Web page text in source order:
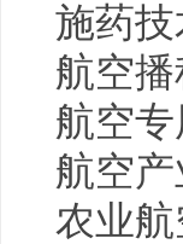
施药
航空
航空
航空
农业